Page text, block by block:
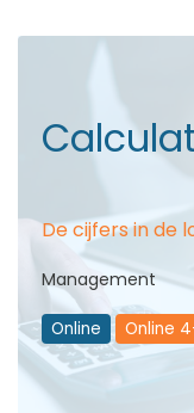
De cijfers in de
Management
Online Online